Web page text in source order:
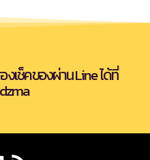
เช็คของผ่าน Line ได้ที่